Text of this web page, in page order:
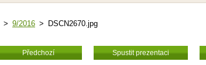
> 9/2016 > DSCN2670.jpg
Předchozí Spustit prezentaci